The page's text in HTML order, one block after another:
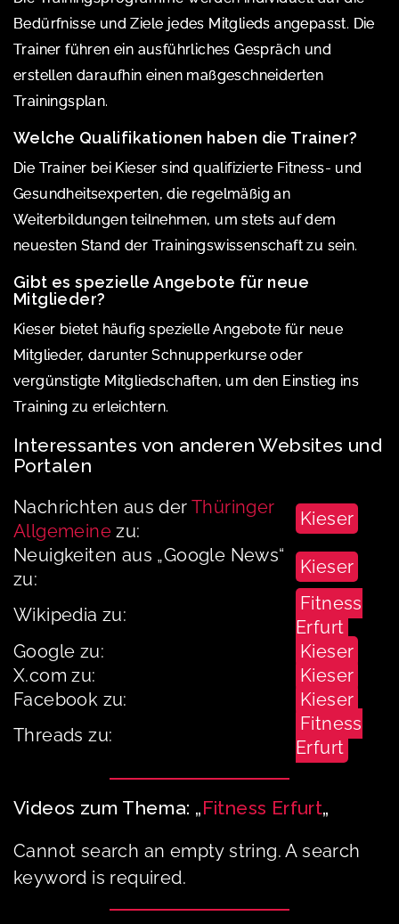
Bedürfnisse und Ziele jedes Mitglieds angepasst. Die
Trainer führen ein ausführliches Gespräch und
erstellen daraufhin einen maßgeschneiderten
Trainingsplan.
Welche Qualifikationen haben die Trainer?
Die Trainer bei Kieser sind qualifizierte Fitness- und
Gesundheitsexperten, die regelmäßig an
Weiterbildungen teilnehmen, um stets auf dem
neuesten Stand der Trainingswissenschaft zu sein.
Gibt es spezielle Angebote für neue
Mitglieder?
Kieser bietet häufig spezielle Angebote für neue
Mitglieder, darunter Schnupperkurse oder
vergünstigte Mitgliedschaften, um den Einstieg ins
Training zu erleichtern.
Interessantes von anderen Websites und
Portalen
Nachrichten aus der Thüringer
Allgemeine zu:
Kieser
Neuigkeiten aus „Google News“
zu:
Kieser
Wikipedia zu:
Fitness
Erfurt
Google zu:
Kieser
X.com zu:
Kieser
Facebook zu:
Kieser
Threads zu:
Fitness
Erfurt
Videos zum Thema: „Fitness Erfurt„
Cannot search an empty string. A search
keyword is required.